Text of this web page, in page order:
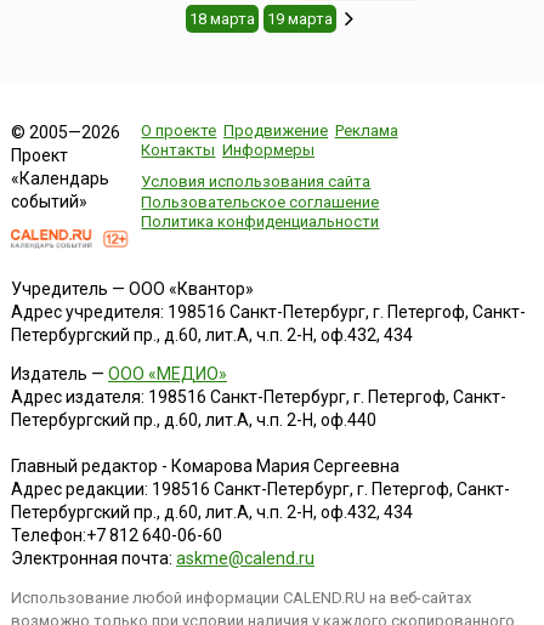
18 марта 19 марта
© 2005—2026
Проект
«Календарь
событий»
О проекте Продвижение Реклама
Контакты Информеры
Условия использования сайта
Пользовательское соглашение
Политика конфиденциальности
Учредитель — ООО «Квантор»
Адрес учредителя: 198516 Санкт-Петербург, г. Петергоф, Санкт-
Петербургский пр., д.60, лит.А, ч.п. 2-Н, оф.432, 434
Издатель — ООО «МЕДИО»
Адрес издателя: 198516 Санкт-Петербург, г. Петергоф, Санкт-
Петербургский пр., д.60, лит.А, ч.п. 2-Н, оф.440
Главный редактор - Комарова Мария Сергеевна
Адрес редакции: 198516 Санкт-Петербург, г. Петергоф, Санкт-
Петербургский пр., д.60, лит.А, ч.п. 2-Н, оф.432, 434
Телефон:+7 812 640-06-60
Электронная почта: askme@calend.ru
Использование любой информации CALEND.RU на веб-сайтах
возможно только при условии наличия у каждого скопированного